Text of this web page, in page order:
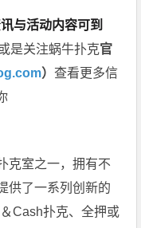
与活动内容可到
是关注蜗牛扑克官
）查看更多信
克室之一，拥有不
供了一系列创新的
Cash扑克、全押或